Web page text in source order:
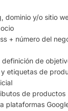
dominio y/o sitio
+ número del
definición de
etiquetas de
de productos
plataformas